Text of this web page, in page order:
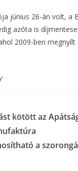
június 26-án volt, a
azóta is
2009-ben megnyílt
kötött az
a